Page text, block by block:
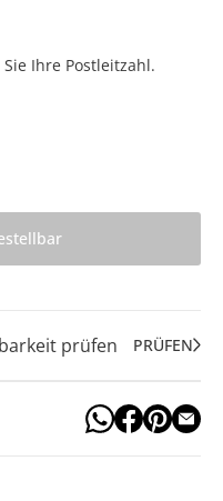
Ihre Postleitzahl.
prüfen PRÜFEN